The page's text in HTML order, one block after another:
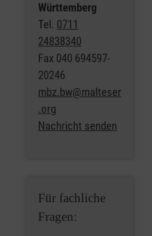
Württemberg
Tel. 0711
24838340
Fax 040 694597-
20246
mbz.bw@malteser
.org
Nachricht senden
Für fachliche
Fragen: